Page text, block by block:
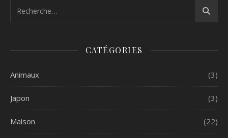
CATÉGORIES
Animaux (3)
Japon (3)
Maison (22)